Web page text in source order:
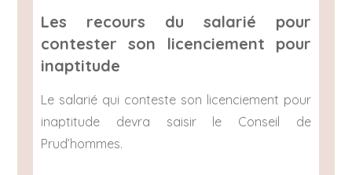
Les recours du salarié pour
contester son licenciement pour
inaptitude
Le salarié qui conteste son licenciement pour
inaptitude devra saisir le Conseil de
Prud’hommes.